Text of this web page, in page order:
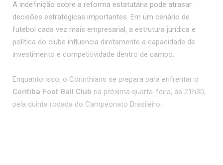
A indefinição sobre a reforma estatutária pode atrasar
decisões estratégicas importantes. Em um cenário de
futebol cada vez mais empresarial, a estrutura jurídica e
política do clube influencia diretamente a capacidade de
investimento e competitividade dentro de campo.
Enquanto isso, o Corinthians se prepara para enfrentar o
Coritiba Foot Ball Club na próxima quarta-feira, às 21h30,
pela quinta rodada do Campeonato Brasileiro.